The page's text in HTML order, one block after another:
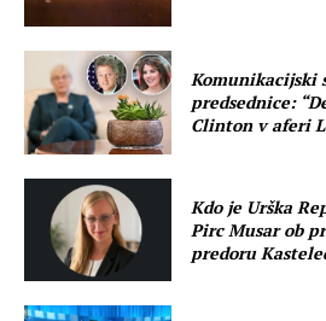
Komunikacijski
predsednice:
Clinton v aferi
Kdo je Urška
Pirc Musar ob
predoru